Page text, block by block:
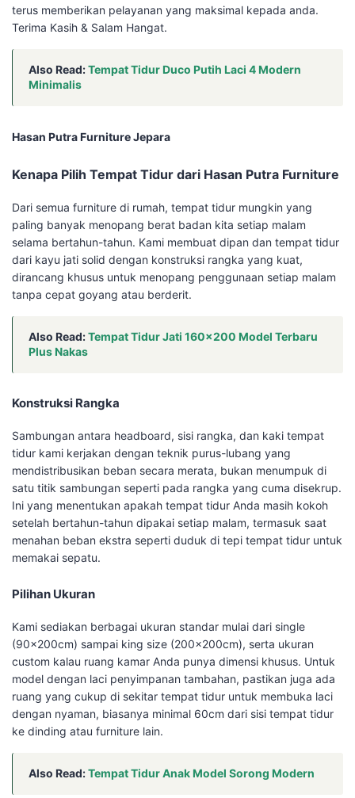
terus memberikan pelayanan yang maksimal kepada anda.
Terima Kasih & Salam Hangat.
Also Read:Tempat Tidur Duco Putih Laci 4 Modern
Minimalis
Hasan Putra Furniture Jepara
Kenapa Pilih Tempat Tidur dari Hasan Putra Furniture
Dari semua furniture di rumah, tempat tidur mungkin yang
paling banyak menopang berat badan kita setiap malam
selama bertahun-tahun. Kami membuat dipan dan tempat tidur
dari kayu jati solid dengan konstruksi rangka yang kuat,
dirancang khusus untuk menopang penggunaan setiap malam
tanpa cepat goyang atau berderit.
Also Read:Tempat Tidur Jati 160×200 Model Terbaru
Plus Nakas
Konstruksi Rangka
Sambungan antara headboard, sisi rangka, dan kaki tempat
tidur kami kerjakan dengan teknik purus-lubang yang
mendistribusikan beban secara merata, bukan menumpuk di
satu titik sambungan seperti pada rangka yang cuma disekrup.
Ini yang menentukan apakah tempat tidur Anda masih kokoh
setelah bertahun-tahun dipakai setiap malam, termasuk saat
menahan beban ekstra seperti duduk di tepi tempat tidur untuk
memakai sepatu.
Pilihan Ukuran
Kami sediakan berbagai ukuran standar mulai dari single
(90x200cm) sampai king size (200x200cm), serta ukuran
custom kalau ruang kamar Anda punya dimensi khusus. Untuk
model dengan laci penyimpanan tambahan, pastikan juga ada
ruang yang cukup di sekitar tempat tidur untuk membuka laci
dengan nyaman, biasanya minimal 60cm dari sisi tempat tidur
ke dinding atau furniture lain.
Also Read:Tempat Tidur Anak Model Sorong Modern